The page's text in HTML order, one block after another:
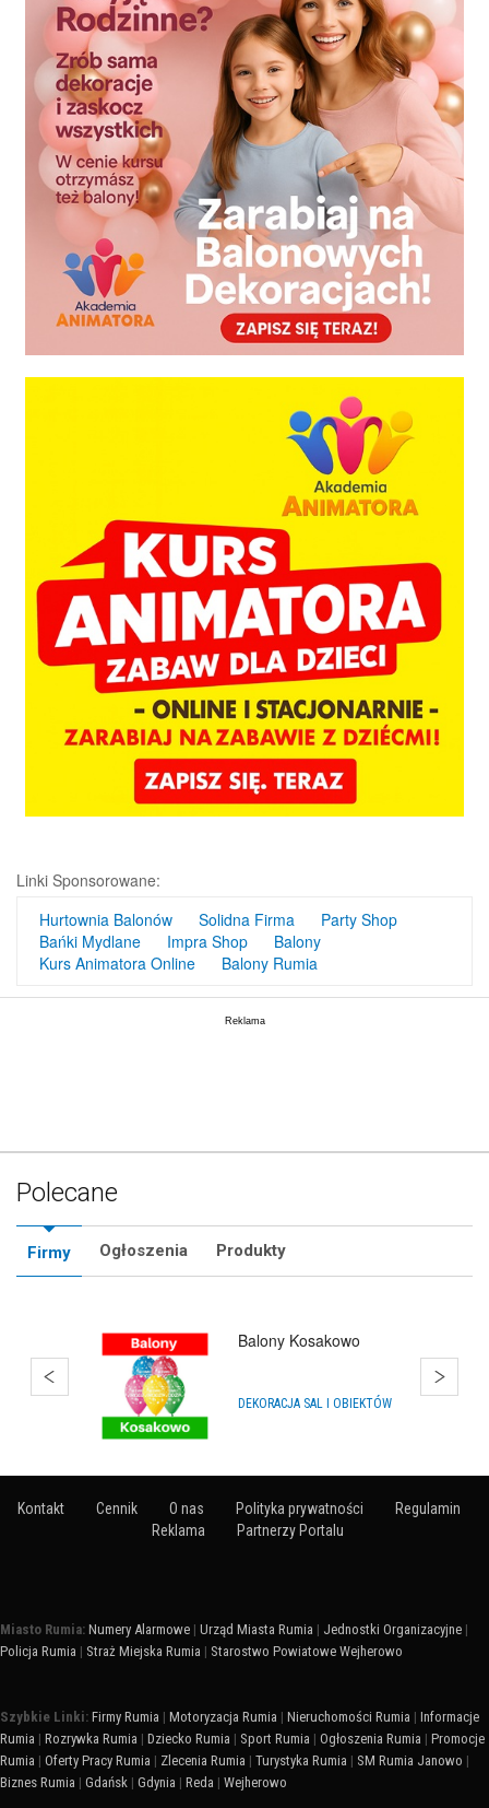
Linki Sponsorowane:
Hurtownia Balonów
Solidna Firma
Party Shop
Bańki Mydlane
Impra Shop
Balony
Kurs Animatora Online
Balony Rumia
Polecane
Firmy Ogłoszenia Produkty
Balony Rumia
ARTYKUŁY NA IMPREZY
Kontakt Cennik O nas Polityka prywatności
Regulamin
Reklama
Partnerzy Portalu
Miasto Rumia: Numery Alarmowe | Urząd Miasta Rumia | Jednostki Organizacyjne |
Policja Rumia | Straż Miejska Rumia | Starostwo Powiatowe Wejherowo
Szybkie Linki: Firmy Rumia | Motoryzacja Rumia | Nieruchomości Rumia | Informacje
Rumia | Rozrywka Rumia | Dziecko Rumia | Sport Rumia | Ogłoszenia Rumia | Promocje
Rumia | Oferty Pracy Rumia | Zlecenia Rumia | Turystyka Rumia | SM Rumia Janowo |
Biznes Rumia | Gdańsk | Gdynia | Reda | Wejherowo